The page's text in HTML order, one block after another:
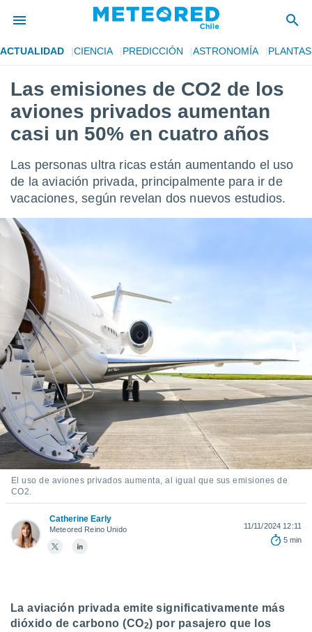
de
por
la
calidad.
a este
y
forma
basada
permite
seguir
contenido
coste.
botón
a la
la
todas
sean
nos
análisis
y
ACEPTAR
Y
CONTINUAR
CONFIGURACIÓN
ACTUALIDAD CIENCIA PREDICCIÓN ASTRONOMÍA PLANTAS
Las emisiones de CO2 de los
aviones privados aumentan
casi un 50% en cuatro años
Las personas ultra ricas están aumentando el uso
de la aviación privada, principalmente para ir de
vacaciones, según revelan dos nuevos estudios.
El uso de aviones privados aumenta, al igual que sus emisiones de
CO2.
Catherine Early
Meteored Reino Unido
11/11/2024 12:11
5 min
La aviación privada emite significativamente más
dióxido de carbono (CO2) por pasajero que los